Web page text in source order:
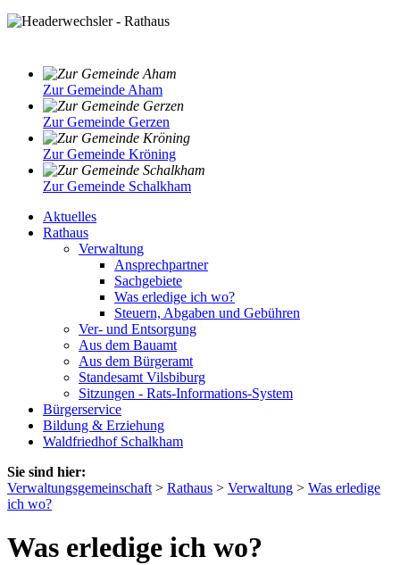
Zur Gemeinde Aham
Zur Gemeinde Gerzen
Zur Gemeinde Kröning
Zur Gemeinde Schalkham
Aktuelles
Rathaus
Verwaltung
Ansprechpartner
Sachgebiete
Was erledige ich wo?
Steuern, Abgaben und Gebühren
Ver- und Entsorgung
Aus dem Bauamt
Aus dem Bürgeramt
Standesamt Vilsbiburg
Sitzungen - Rats-Informations-System
Bürgerservice
Bildung & Erziehung
Waldfriedhof Schalkham
Sie sind hier:
Verwaltungsgemeinschaft > Rathaus > Verwaltung > Was erledige
ich wo?
Was erledige ich wo?